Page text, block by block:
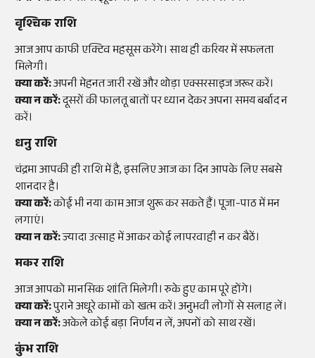
वृश्चिक राशि
आज आप काफी एक्टिव महसूस करेंगे। साथ ही करियर में सफलता
मिलेगी।
क्या करें:अपनी मेहनत जारी रखें और थोड़ा एक्सरसाइज जरूर करें।
क्या न करें:दूसरों की फालतू बातों पर ध्यान देकर अपना समय बर्बाद न
करें।
धनु राशि
चंद्रमा आपकी ही राशि में है, इसलिए आज का दिन आपके लिए सबसे
शानदार है।
क्या करें:कोई भी नया काम आज शुरू कर सकते हैं। पूजा-पाठ में मन
लगाएं।
क्या न करें:ज्यादा उत्साह में आकर कोई लापरवाही न कर बैठें।
मकर राशि
आज आपको मानसिक शांति मिलेगी। रुके हुए काम पूरे होंगे।
क्या करें:पुराने अधूरे कामों को खत्म करें। अनुभवी लोगों से सलाह लें।
क्या न करें:अकेले कोई बड़ा निर्णय न लें, अपनों को साथ रखें।
कुंभ राशि